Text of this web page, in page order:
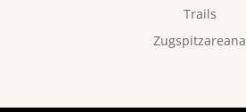
Trails
Zugspitzareana